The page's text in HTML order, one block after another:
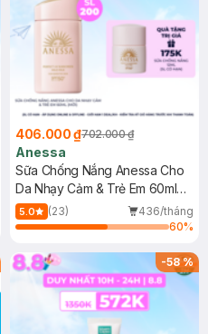
406.000 ₫702.000 ₫
Anessa
Sữa Chống Nắng Anessa Cho
Da Nhạy Cảm & Trẻ Em 60ml
(Mới)
5.0 (23)
436/tháng
60%
-58%